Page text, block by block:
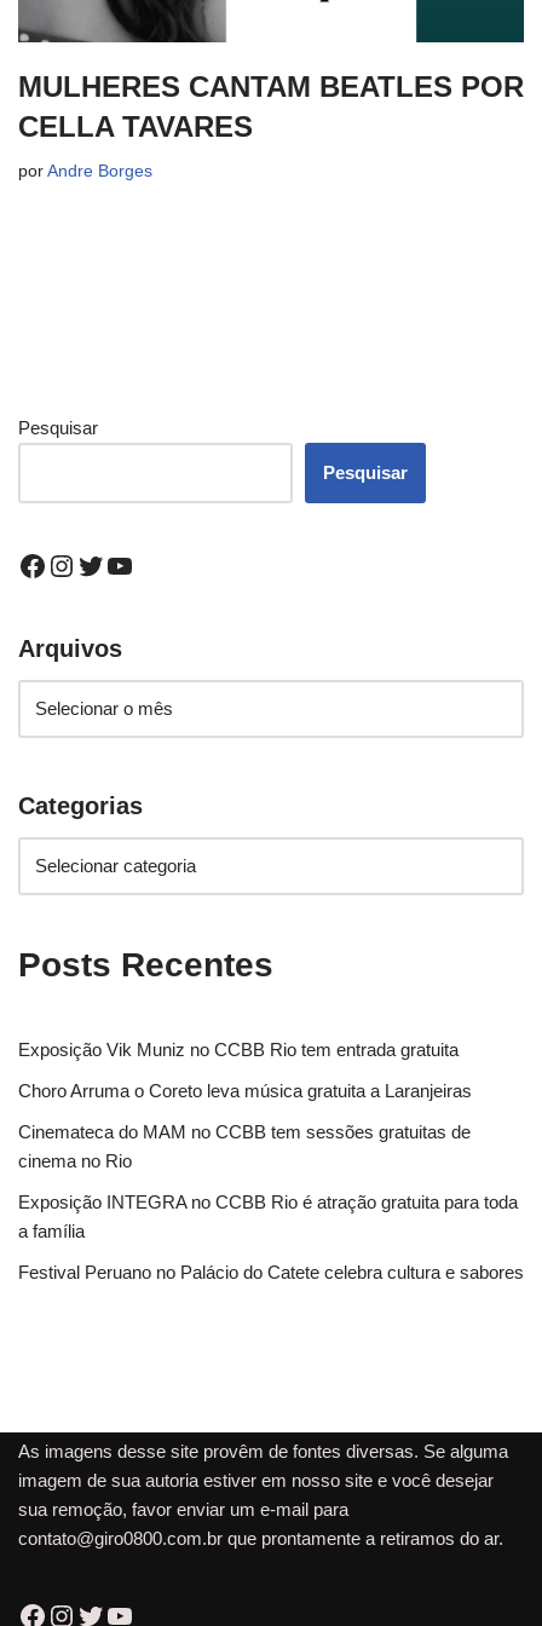
MULHERES CANTAM BEATLES POR
CELLA TAVARES
por Andre Borges
Pesquisar
Pesquisar
Arquivos
Categorias
Posts Recentes
Exposição Vik Muniz no CCBB Rio tem entrada gratuita
Choro Arruma o Coreto leva música gratuita a Laranjeiras
Cinemateca do MAM no CCBB tem sessões gratuitas de
cinema no Rio
Exposição INTEGRA no CCBB Rio é atração gratuita para toda
a família
Festival Peruano no Palácio do Catete celebra cultura e sabores
As imagens desse site provêm de fontes diversas. Se alguma
imagem de sua autoria estiver em nosso site e você desejar
sua remoção, favor enviar um e-mail para
contato@giro0800.com.br que prontamente a retiramos do ar.